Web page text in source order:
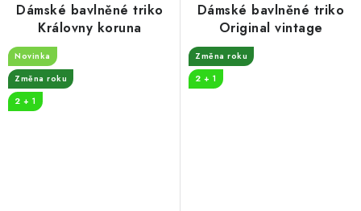
Dámské bavlněné triko
Královny koruna
Novinka
Změna roku
2 + 1
Dámské bavlněné triko
Original vintage
Změna roku
2 + 1